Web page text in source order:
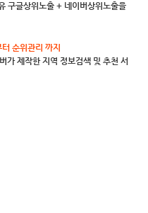
글상위노출 + 네이버상위노출을
순위관리 까지
가 제작한 지역 정보검색 및 추천 서